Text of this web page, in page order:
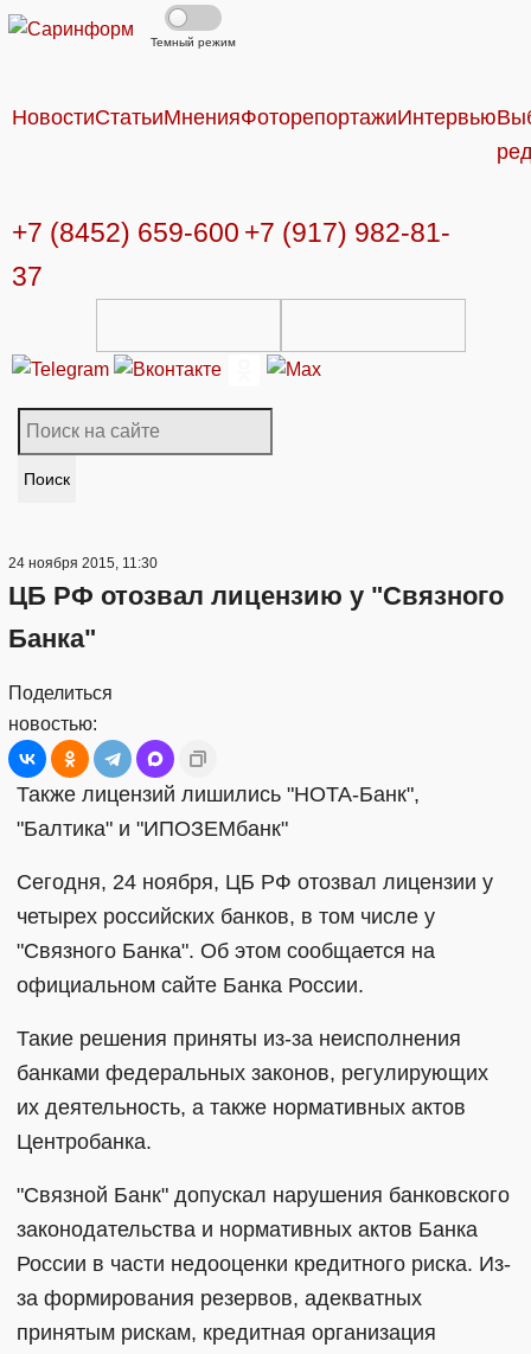
Темный режим
НовостиСтатьиМненияФоторепортажиИнтервью
+7 (8452) 659-600 +7 (917) 982-81-
37
Поиск
24 ноября 2015, 11:30
ЦБ РФ отозвал лицензию у "Связного
Банка"
Поделиться
новостью:
Также лицензий лишились "НОТА-Банк",
"Балтика" и "ИПОЗЕМбанк"
Сегодня, 24 ноября, ЦБ РФ отозвал лицензии у
четырех российских банков, в том числе у
"Связного Банка". Об этом сообщается на
официальном сайте Банка России.
Такие решения приняты из-за неисполнения
банками федеральных законов, регулирующих
их деятельность, а также нормативных актов
Центробанка.
"Связной Банк" допускал нарушения банковского
законодательства и нормативных актов Банка
России в части недооценки кредитного риска. Из-
за формирования резервов, адекватных
принятым рискам, кредитная организация